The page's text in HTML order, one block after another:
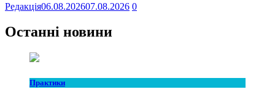
Редакція06.08.202607.08.2026 0
Останні новини
Практики